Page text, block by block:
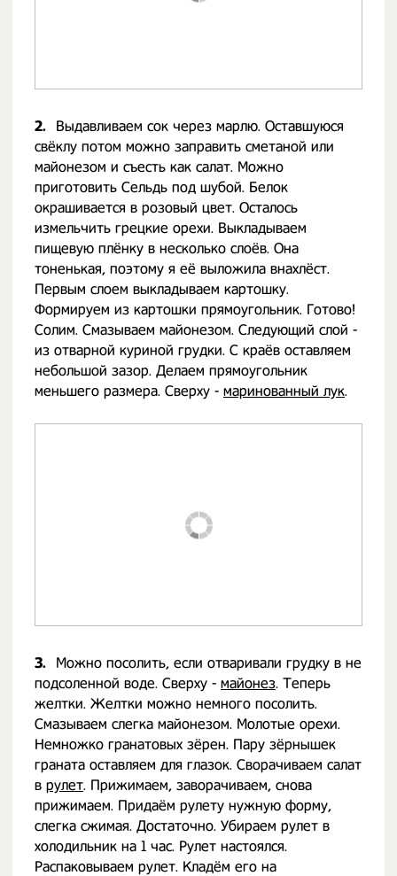
2.
Выдавливаем сок через марлю. Оставшуюся
свёклу потом можно заправить сметаной или
майонезом и съесть как салат. Можно
приготовить Сельдь под шубой. Белок
окрашивается в розовый цвет. Осталось
измельчить грецкие орехи. Выкладываем
пищевую плёнку в несколько слоёв. Она
тоненькая, поэтому я её выложила внахлёст.
Первым слоем выкладываем картошку.
Формируем из картошки прямоугольник. Готово!
Солим. Смазываем майонезом. Следующий слой -
из отварной куриной грудки. С краёв оставляем
небольшой зазор. Делаем прямоугольник
меньшего размера. Сверху - маринованный лук.
3.
Можно посолить, если отваривали грудку в не
подсоленной воде. Сверху - майонез. Теперь
желтки. Желтки можно немного посолить.
Смазываем слегка майонезом. Молотые орехи.
Немножко гранатовых зёрен. Пару зёрнышек
граната оставляем для глазок. Сворачиваем салат
в рулет. Прижимаем, заворачиваем, снова
прижимаем. Придаём рулету нужную форму,
слегка сжимая. Достаточно. Убираем рулет в
холодильник на 1 час. Рулет настоялся.
Распаковываем рулет. Кладём его на